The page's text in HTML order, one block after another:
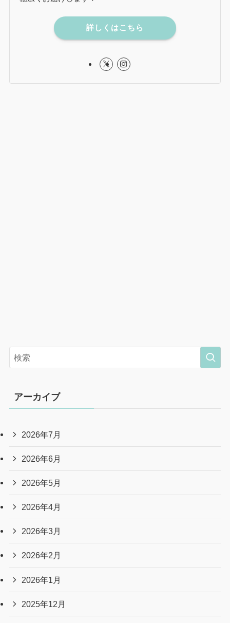
詳しくはこちら
アーカイブ
2026年7月
2026年6月
2026年5月
2026年4月
2026年3月
2026年2月
2026年1月
2025年12月